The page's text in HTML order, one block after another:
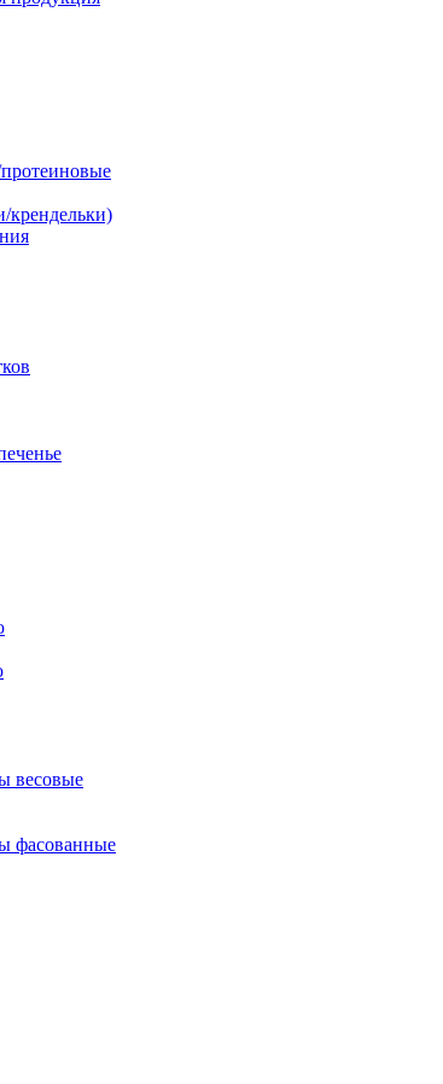
крендельки)
весовые
фасованные